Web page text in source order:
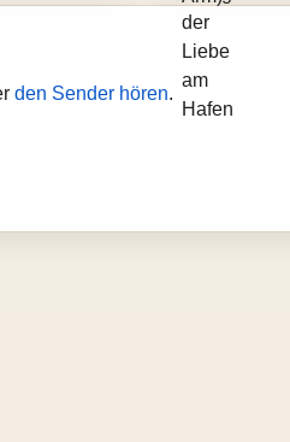
den Sender hören.